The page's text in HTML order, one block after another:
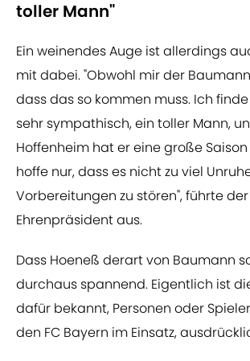
toller Mann"
Ein weinendes Auge ist allerdings
mit dabei. "Obwohl mir der
dass das so kommen muss. Ich
sehr sympathisch, ein toller Mann,
Hoffenheim hat er eine große
hoffe nur, dass es nicht zu viel
Vorbereitungen zu stören", führte
Ehrenpräsident aus.
Dass Hoeneß derart von Baumann
durchaus spannend. Eigentlich ist
dafür bekannt, Personen oder
den FC Bayern im Einsatz,